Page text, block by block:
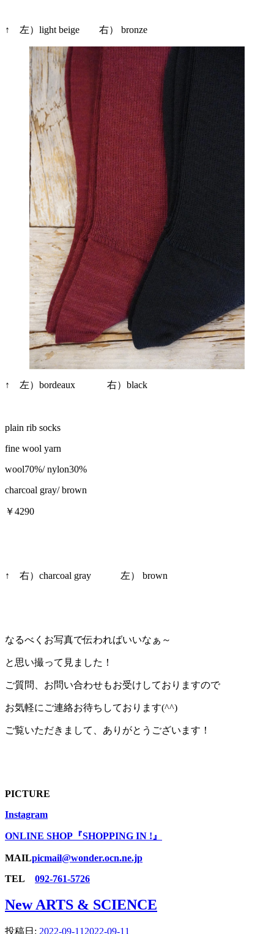
↑ 左）light beige 右） bronze
↑ 左）bordeaux 右）black
plain rib socks
fine wool yarn
wool70%/ nylon30%
charcoal gray/ brown
￥4290
↑ 右）charcoal gray 左） brown
なるべくお写真で伝わればいいなぁ～
と思い撮って見ました！
ご質問、お問い合わせもお受けしておりますので
お気軽にご連絡お待ちしております(^^)
ご覧いただきまして、ありがとうございます！
PICTURE
Instagram
ONLINE SHOP『SHOPPING IN !』
MAILpicmail@wonder.ocn.ne.jp
TEL
092-761-5726
New ARTS & SCIENCE
投稿日: 2022-09-11 2022-09-11